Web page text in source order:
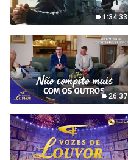
1:34:33
26:37